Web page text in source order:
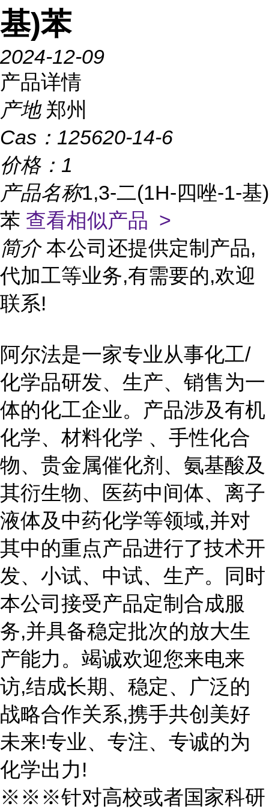
基)苯
2024-12-09
产品详情
产地 郑州
Cas： 125620-14-6
价格： 1
产品名称1,3-二(1H-四唑-1-基)
苯 查看相似产品 >
简介 本公司还提供定制产品,
代加工等业务,有需要的,欢迎
联系!
阿尔法是一家专业从事化工/
化学品研发、生产、销售为一
体的化工企业。产品涉及有机
化学、材料化学 、手性化合
物、贵金属催化剂、氨基酸及
其衍生物、医药中间体、离子
液体及中药化学等领域,并对
其中的重点产品进行了技术开
发、小试、中试、生产。同时
本公司接受产品定制合成服
务,并具备稳定批次的放大生
产能力。竭诚欢迎您来电来
访,结成长期、稳定、广泛的
战略合作关系,携手共创美好
未来!专业、专注、专诚的为
化学出力!
※※※针对高校或者国家科研